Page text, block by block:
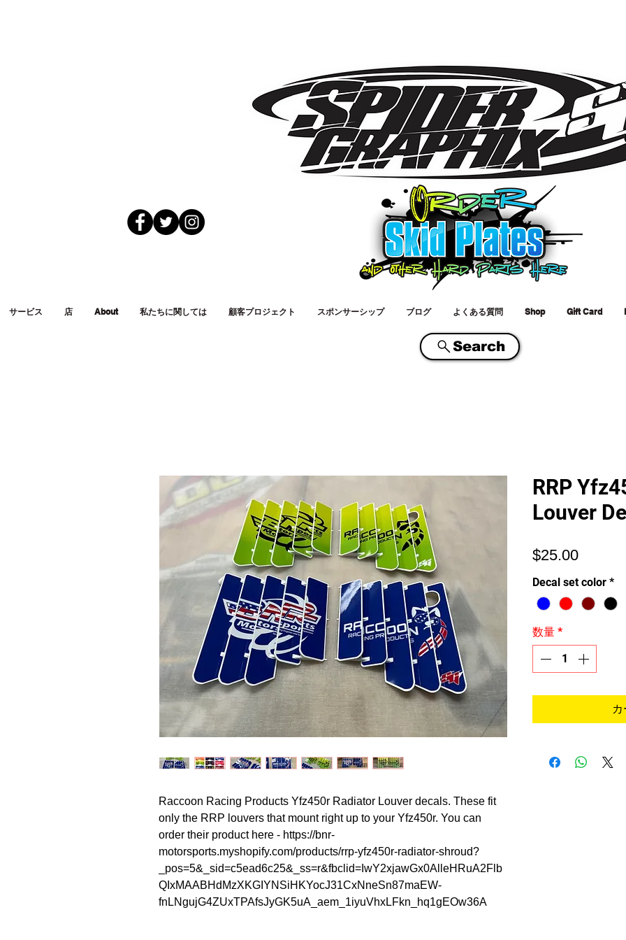
サービス 店 About 私たちに関しては 顧客プロジェクト スポンサーシップ ブログ よくある質問 Shop Gift Card
Search
Raccoon Racing Products Yfz450r Radiator Louver decals. These fit
only the RRP louvers that mount right up to your Yfz450r. You can
order their product here - https://bnr-
motorsports.myshopify.com/products/rrp-yfz450r-radiator-shroud?
_pos=5&_sid=c5ead6c25&_ss=r&fbclid=IwY2xjawGx0AlleHRuA2Flb
QIxMAABHdMzXKGIYNSiHKYocJ31CxNneSn87maEW-
fnLNgujG4ZUxTPAfsJyGK5uA_aem_1iyuVhxLFkn_hq1gEOw36A
RRP
Louver
$25.00価
Decal set color *
数量 *